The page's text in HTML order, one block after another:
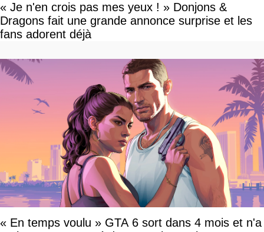
« Je n'en crois pas mes yeux ! » Donjons &
Dragons fait une grande annonce surprise et les
fans adorent déjà
« En temps voulu » GTA 6 sort dans 4 mois et n'a